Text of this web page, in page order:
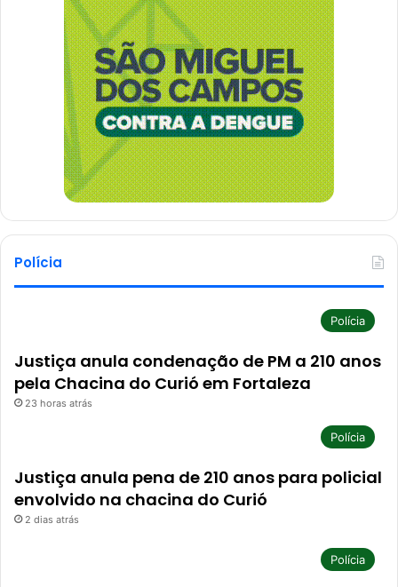
Polícia
Polícia
Justiça anula condenação de PM a 210 anos
pela Chacina do Curió em Fortaleza
23 horas atrás
Polícia
Justiça anula pena de 210 anos para policial
envolvido na chacina do Curió
2 dias atrás
Polícia